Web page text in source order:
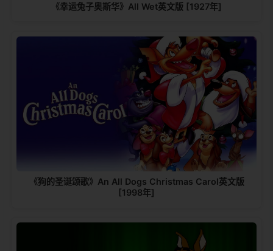
《幸运兔子奥斯华》All Wet英文版 [1927年]
《狗的圣诞颂歌》An All Dogs Christmas Carol英文版
[1998年]